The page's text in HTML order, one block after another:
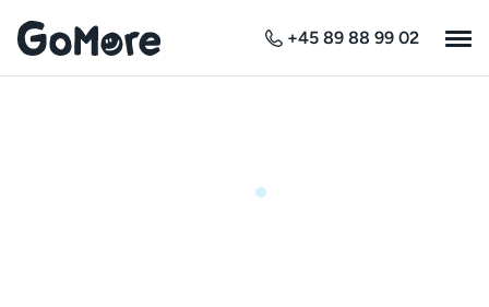
+45 89 88 99 02